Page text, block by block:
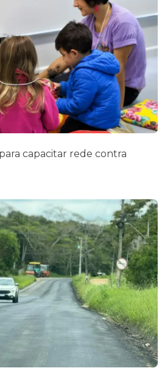
capacitar rede contra